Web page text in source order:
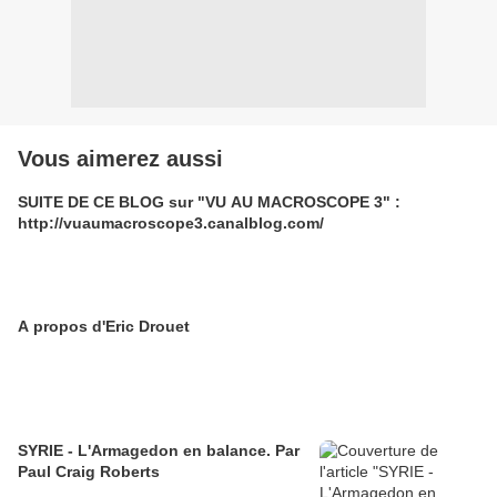
Vous aimerez aussi
SUITE DE CE BLOG sur "VU AU MACROSCOPE 3" :
http://vuaumacroscope3.canalblog.com/
A propos d'Eric Drouet
SYRIE - L'Armagedon en balance. Par
Paul Craig Roberts